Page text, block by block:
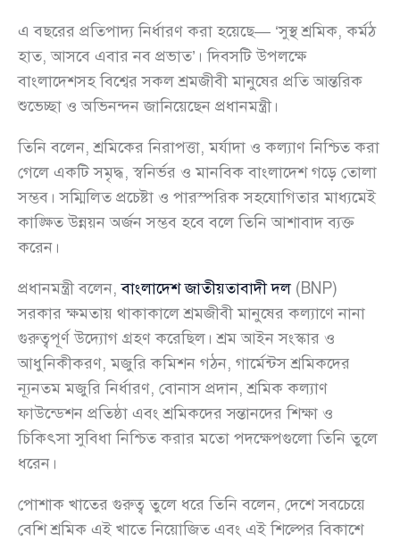
এ বছরের প্রতিপাদ্য নির্ধারণ করা হয়েছে— ‘সুস্থ শ্রমিক, কর্মঠ
হাত, আসবে এবার নব প্রভাত’। দিবসটি উপলক্ষে
বাংলাদেশসহ বিশ্বের সকল শ্রমজীবী মানুষের প্রতি আন্তরিক
শুভেচ্ছা ও অভিনন্দন জানিয়েছেন প্রধানমন্ত্রী।
তিনি বলেন, শ্রমিকের নিরাপত্তা, মর্যাদা ও কল্যাণ নিশ্চিত করা
গেলে একটি সমৃদ্ধ, স্বনির্ভর ও মানবিক বাংলাদেশ গড়ে তোলা
সম্ভব। সম্মিলিত প্রচেষ্টা ও পারস্পরিক সহযোগিতার মাধ্যমেই
কাঙ্ক্ষিত উন্নয়ন অর্জন সম্ভব হবে বলে তিনি আশাবাদ ব্যক্ত
করেন।
প্রধানমন্ত্রী বলেন,বাংলাদেশ জাতীয়তাবাদী দল(BNP)
সরকার ক্ষমতায় থাকাকালে শ্রমজীবী মানুষের কল্যাণে নানা
গুরুত্বপূর্ণ উদ্যোগ গ্রহণ করেছিল। শ্রম আইন সংস্কার ও
আধুনিকীকরণ, মজুরি কমিশন গঠন, গার্মেন্টস শ্রমিকদের
ন্যূনতম মজুরি নির্ধারণ, বোনাস প্রদান, শ্রমিক কল্যাণ
ফাউন্ডেশন প্রতিষ্ঠা এবং শ্রমিকদের সন্তানদের শিক্ষা ও
চিকিৎসা সুবিধা নিশ্চিত করার মতো পদক্ষেপগুলো তিনি তুলে
ধরেন।
পোশাক খাতের গুরুত্ব তুলে ধরে তিনি বলেন, দেশে সবচেয়ে
বেশি শ্রমিক এই খাতে নিয়োজিত এবং এই শিল্পের বিকাশে